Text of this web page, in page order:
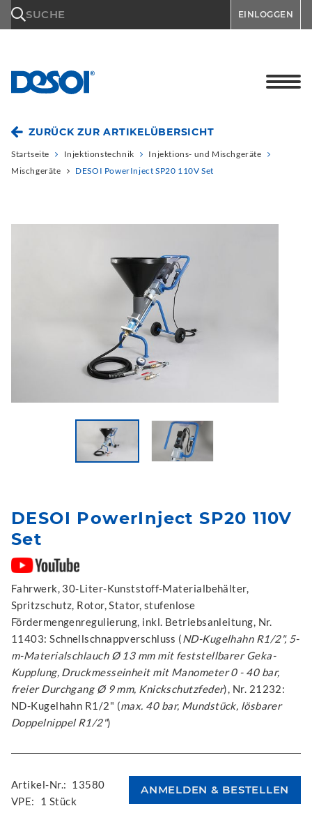
SUCHE EINLOGGEN
ZURÜCK ZUR ARTIKELÜBERSICHT
Startseite Injektionstechnik
Injektions- und Mischgeräte
Mischgeräte
DESOI PowerInject SP20 110V Set
DESOI PowerInject SP20 110V
Set
Fahrwerk, 30-Liter-Kunststoff-Materialbehälter,
Spritzschutz, Rotor, Stator, stufenlose
Fördermengenregulierung, inkl. Betriebsanleitung, Nr.
11403: Schnellschnappverschluss (ND-Kugelhahn R1/2", 5-
m-Materialschlauch Ø 13 mm mit feststellbarer Geka-
Kupplung, Druckmesseinheit mit Manometer 0 - 40 bar,
freier Durchgang Ø 9 mm, Knickschutzfeder), Nr. 21232:
ND-Kugelhahn R1/2" (max. 40 bar, Mundstück, lösbarer
Doppelnippel R1/2")
Artikel-Nr.: 13580
VPE:
1 Stück